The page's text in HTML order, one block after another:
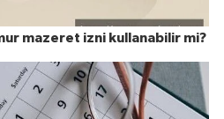
mazeret izni kullanabilir mi?